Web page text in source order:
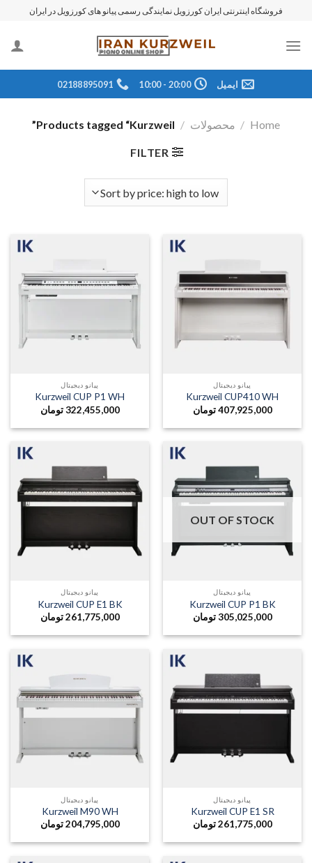
محتوا
فروشگاه اینترنتی ایران کورزویل نمایندگی رسمی پیانو های کورزویل در ایران
ایمیل 20:00 - 10:00
02188895091
Home
/ محصولات /
FILTER
پیانو دیجیتال
Kurzweil CUP410 WH
407,925,000 تومان
پیانو دیجیتال
Kurzweil CUP P1 WH
322,455,000 تومان
OUT OF STOCK
پیانو دیجیتال
Kurzweil CUP P1 BK
305,025,000 تومان
پیانو دیجیتال
Kurzweil CUP E1 BK
261,775,000 تومان
پیانو دیجیتال
Kurzweil CUP E1 SR
261,775,000 تومان
پیانو دیجیتال
Kurzweil M90 WH
204,795,000 تومان